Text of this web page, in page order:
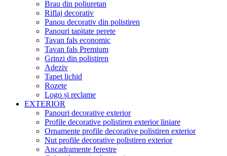
Brau din poliuretan
Riflaj decorativ
Panou decorativ din polistiren
Panouri tapitate perete
Tavan fals economic
Tavan fals Premium
Grinzi din polistiren
Adeziv
Tapet lichid
Rozete
Logo și reclame
EXTERIOR
Panouri decorative exterior
Profile decorative polistiren exterior liniare
Ornamente profile decorative polistiren exterior
Nut profile decorative polistiren exterior
Ancadramente ferestre